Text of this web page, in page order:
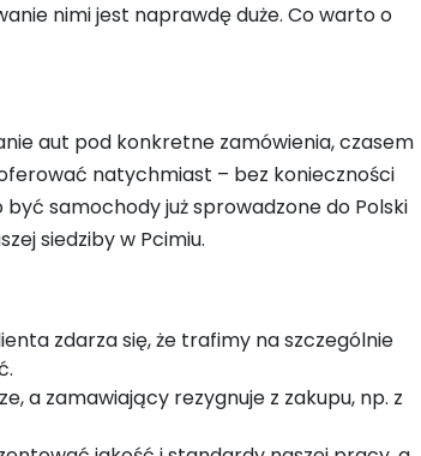
nimi jest naprawdę duże. Co warto o
aut pod konkretne zamówienia, czasem
natychmiast – bez konieczności
samochody już sprowadzone do Polski
siedziby w Pcimiu.
zdarza się, że trafimy na szczególnie
a zamawiający rezygnuje z zakupu, np. z